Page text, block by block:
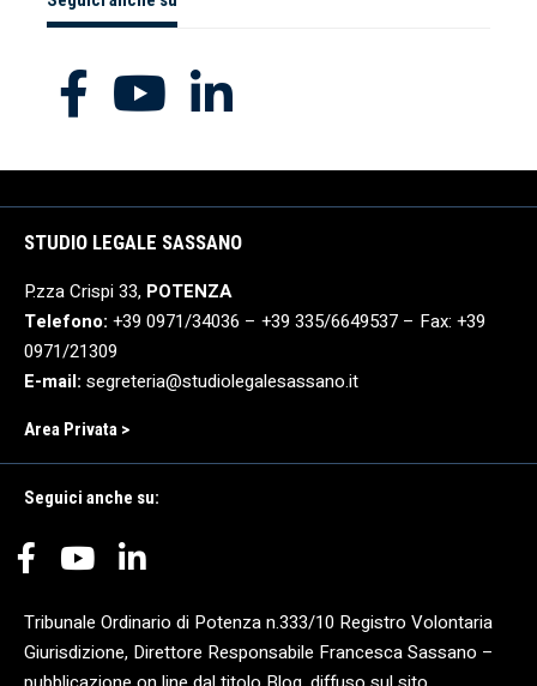
STUDIO LEGALE SASSANO
P.zza Crispi 33, POTENZA
Telefono: +39 0971/34036 – +39 335/6649537 – Fax: +39
0971/21309
E-mail: segreteria@studiolegalesassano.it
Area Privata >
Seguici anche su:
Tribunale Ordinario di Potenza n.333/10 Registro Volontaria
Giurisdizione, Direttore Responsabile Francesca Sassano –